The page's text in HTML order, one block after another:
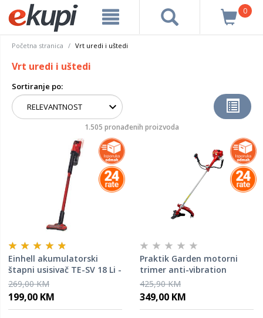
0
Početna stranica Vrt uredi i uštedi
Vrt uredi i uštedi
Sortiranje po:
1.505 pronađenih proizvoda
Einhell akumulatorski
štapni usisivač TE-SV 18 Li -
SOLO
269,00 KM
199,00 KM
Praktik Garden motorni
trimer anti-vibration
PG64505
425,90 KM
349,00 KM